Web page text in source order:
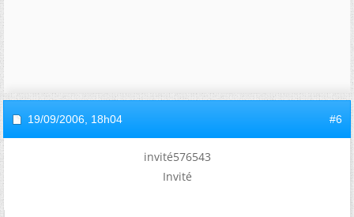
19/09/2006, 18h04 #6
invité576543
Invité